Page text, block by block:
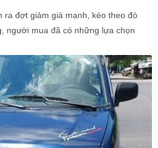
ra đợt giảm giá mạnh, kéo theo đó
người mua đã có những lựa chọn